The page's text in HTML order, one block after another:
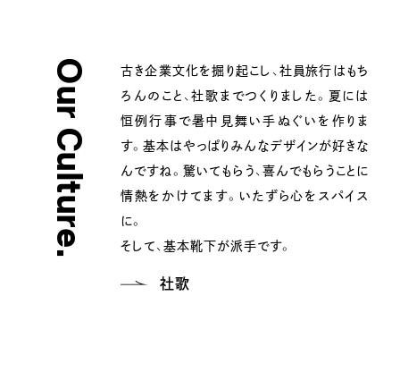
Our Culture.
古き企業文化を掘り起こし、社員旅行はもち
ろんのこと、社歌までつくりました。夏には
恒例行事で暑中見舞い手ぬぐいを作りま
す。基本はやっぱりみんなデザインが好きな
んですね。驚いてもらう、喜んでもらうことに
情熱をかけてます。いたずら心をスパイス
に。
そして、基本靴下が派手です。
社歌